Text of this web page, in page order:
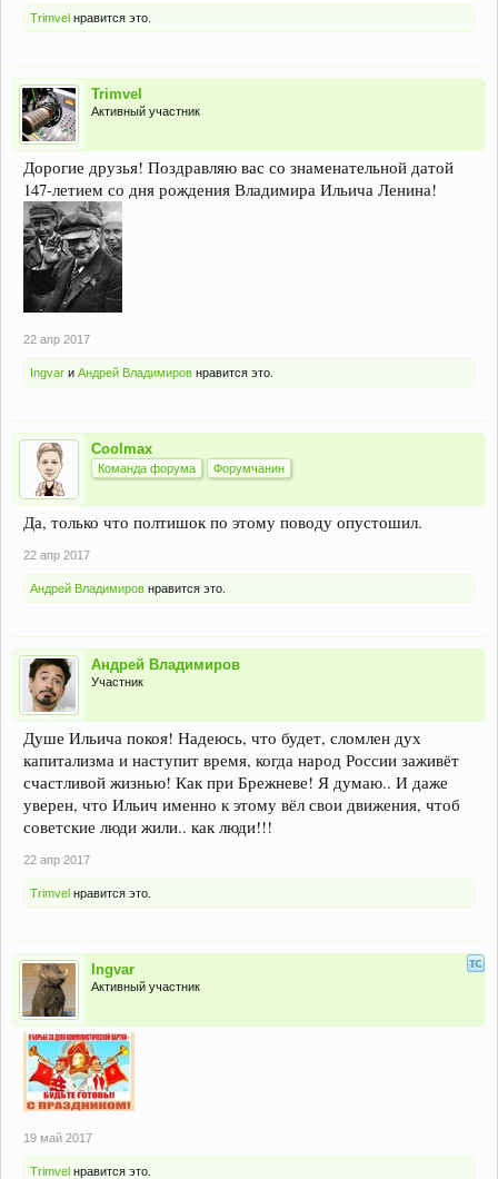
Trimvel нравится это.
Trimvel
Активный участник
Дорогие друзья! Поздравляю вас со знаменательной датой
147-летием со дня рождения Владимира Ильича Ленина!
22 апр 2017
Ingvar и Андрей Владимиров нравится это.
Coolmax
Команда форума Форумчанин
Да, только что полтишок по этому поводу опустошил.
22 апр 2017
Андрей Владимиров нравится это.
Андрей Владимиров
Участник
Душе Ильича покоя! Надеюсь, что будет, сломлен дух
капитализма и наступит время, когда народ России заживёт
счастливой жизнью! Как при Брежневе! Я думаю.. И даже
уверен, что Ильич именно к этому вёл свои движения, чтоб
советские люди жили.. как люди!!!
22 апр 2017
Trimvel нравится это.
Ingvar
Активный участник
19 май 2017
Trimvel нравится это.